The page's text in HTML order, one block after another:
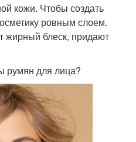
кожи. Чтобы создать
ровным слоем.
жирный блеск, придают
румян для лица?